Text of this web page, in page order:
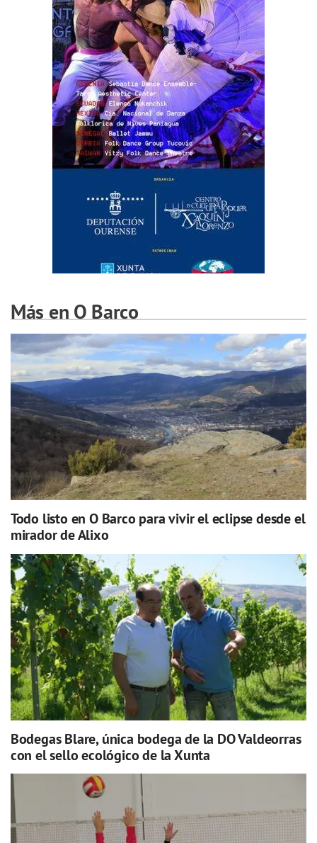
Más en O Barco
Todo listo en O Barco para vivir el eclipse desde el
mirador de Alixo
Bodegas Blare, única bodega de la DO Valdeorras
con el sello ecológico de la Xunta